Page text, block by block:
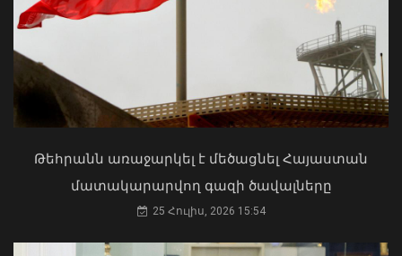
Վթար Լոռու մարզում․ փրկարարները
վարորդին դուրս են բերել
արգելափակումից
06 Օգոստոս, 2026 22:09
Մկրտության արարողությունից հետո
Արտաշատում 14 մարդ թունավորման
ախտանիշներով դիմել է ԲԿ. ՀՎԿԱԿ
02 Օգոստոս, 2026 15:06
Թեհրանն առաջարկել է մեծացնել Հայաստան
մատակարարվող գազի ծավալները
25 Հուլիս, 2026 15:54